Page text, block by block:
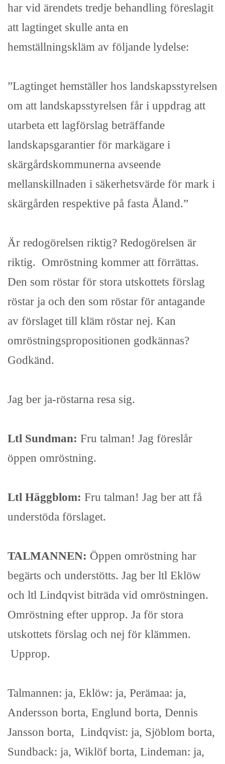
har vid ärendets tredje behandling föreslagit
att lagtinget skulle anta en
hemställningskläm av följande lydelse:
”Lagtinget hemställer hos landskapsstyrelsen
om att landskapsstyrelsen får i uppdrag att
utarbeta ett lagförslag beträffande
landskapsgarantier för markägare i
skärgårdskommunerna avseende
mellanskillnaden i säkerhetsvärde för mark i
skärgården respektive på fasta Åland.”
Är redogörelsen riktig? Redogörelsen är
riktig. Omröstning kommer att förrättas.
Den som röstar för stora utskottets förslag
röstar ja och den som röstar för antagande
av förslaget till kläm röstar nej. Kan
omröstningspropositionen godkännas?
Godkänd.
Jag ber ja-röstarna resa sig.
Ltl Sundman: Fru talman! Jag föreslår
öppen omröstning.
Ltl Häggblom: Fru talman! Jag ber att få
understöda förslaget.
TALMANNEN: Öppen omröstning har
begärts och understötts. Jag ber ltl Eklöw
och ltl Lindqvist biträda vid omröstningen.
Omröstning efter upprop. Ja för stora
utskottets förslag och nej för klämmen.
Upprop.
Talmannen: ja, Eklöw: ja, Perämaa: ja,
Andersson borta, Englund borta, Dennis
Jansson borta, Lindqvist: ja, Sjöblom borta,
Sundback: ja, Wiklöf borta, Lindeman: ja,